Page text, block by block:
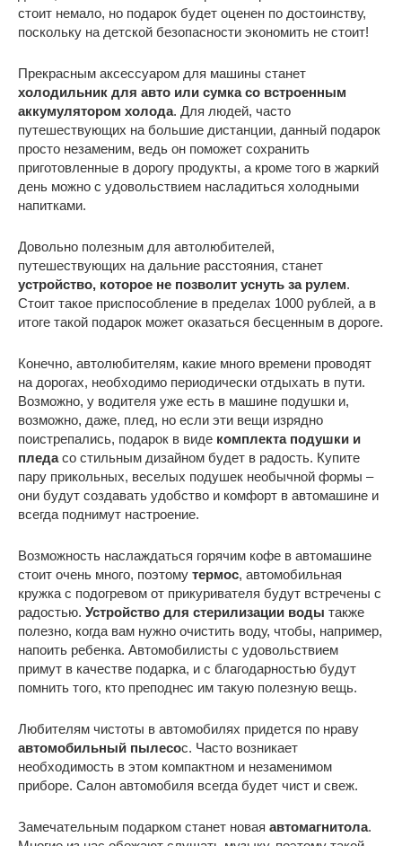
стоит немало, но подарок будет оценен по достоинству,
поскольку на детской безопасности экономить не стоит!
Прекрасным аксессуаром для машины станет
холодильник для авто или сумка со встроенным
аккумулятором холода. Для людей, часто
путешествующих на большие дистанции, данный подарок
просто незаменим, ведь он поможет сохранить
приготовленные в дорогу продукты, а кроме того в жаркий
день можно с удовольствием насладиться холодными
напитками.
Довольно полезным для автолюбителей,
путешествующих на дальние расстояния, станет
устройство, которое не позволит уснуть за рулем.
Стоит такое приспособление в пределах 1000 рублей, а в
итоге такой подарок может оказаться бесценным в дороге.
Конечно, автолюбителям, какие много времени проводят
на дорогах, необходимо периодически отдыхать в пути.
Возможно, у водителя уже есть в машине подушки и,
возможно, даже, плед, но если эти вещи изрядно
поистрепались, подарок в виде комплекта подушки и
пледасо стильным дизайном будет в радость. Купите
пару прикольных, веселых подушек необычной формы –
они будут создавать удобство и комфорт в автомашине и
всегда поднимут настроение.
Возможность наслаждаться горячим кофе в автомашине
стоит очень много, поэтому термос, автомобильная
кружка с подогревом от прикуривателя будут встречены с
радостью. Устройство для стерилизации воды также
полезно, когда вам нужно очистить воду, чтобы, например,
напоить ребенка. Автомобилисты с удовольствием
примут в качестве подарка, и с благодарностью будут
помнить того, кто преподнес им такую полезную вещь.
Любителям чистоты в автомобилях придется по нраву
автомобильный пылесос. Часто возникает
необходимость в этом компактном и незаменимом
приборе. Салон автомобиля всегда будет чист и свеж.
Замечательным подарком станет новая автомагнитола.